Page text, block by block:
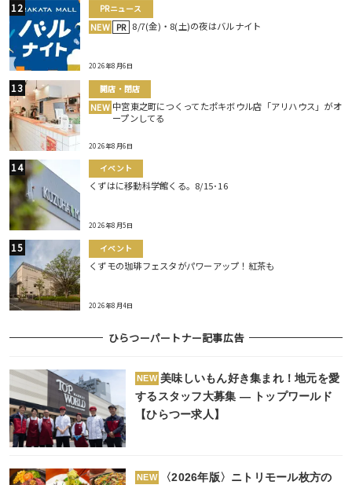
PRニュース
NEW PR 8/7(金)・8(土)の夜はバルナイト
2026年8月6日
開店・閉店
NEW 中宮東之町につくってたポキボウル店「アリハウス」がオ
ープンしてる
2026年8月6日
イベント
くずはに移動科学館くる。8/15･16
2026年8月5日
イベント
くずモの珈琲フェスタがパワーアップ！紅茶も
2026年8月4日
ひらつーパートナー記事広告
NEW 美味しいもん好き集まれ！地元を愛
するスタッフ大募集 ― トップワールド
【ひらつー求人】
NEW
〈2026年版〉ニトリモール枚方の